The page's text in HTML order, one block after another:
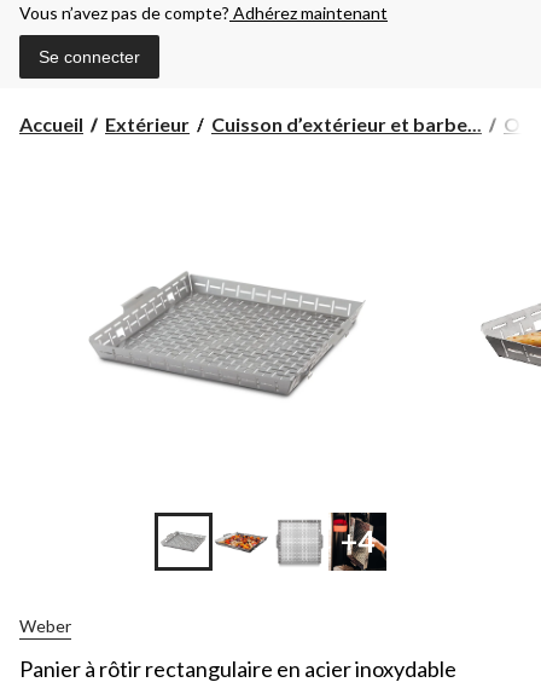
Vous n’avez pas de compte? Adhérez maintenant
Se connecter
Accueil Extérieur Cuisson d’extérieur et barbe...
+4
Weber
Panier à rôtir rectangulaire en acier inoxydable